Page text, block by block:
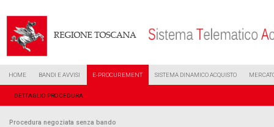
HOME BANDI E AVVISI E-PROCUREMENT SISTEMA DINAMICO ACQUISTO
DETTAGLIO PROCEDURA
Procedura negoziata senza bando